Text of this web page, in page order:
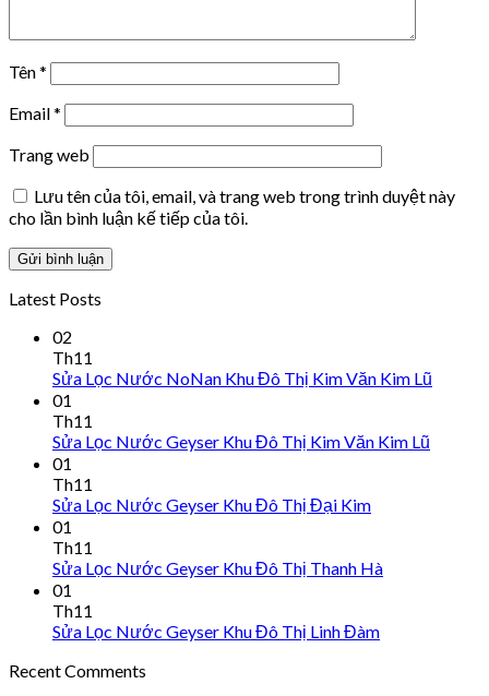
Tên*
Email*
Trang web
Lưu tên của tôi, email, và trang web trong trình duyệt này
cho lần bình luận kế tiếp của tôi.
Latest Posts
02
Th11
Sửa Lọc Nước NoNan Khu Đô Thị Kim Văn Kim Lũ
01
Th11
Sửa Lọc Nước Geyser Khu Đô Thị Kim Văn Kim Lũ
01
Th11
Sửa Lọc Nước Geyser Khu Đô Thị Đại Kim
01
Th11
Sửa Lọc Nước Geyser Khu Đô Thị Thanh Hà
01
Th11
Sửa Lọc Nước Geyser Khu Đô Thị Linh Đàm
Recent Comments